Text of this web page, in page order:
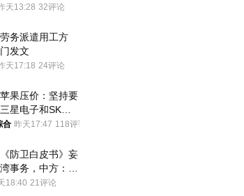
曼平分“服务费”
天13:28 32评论
务派遣用工方
发文
天17:18 24评论
果压价：坚持要
星电子和SK海
合 昨天17:47 118评论
防卫白皮书》妄
事务，中方：强
决反对，已向日
18:40 21评论